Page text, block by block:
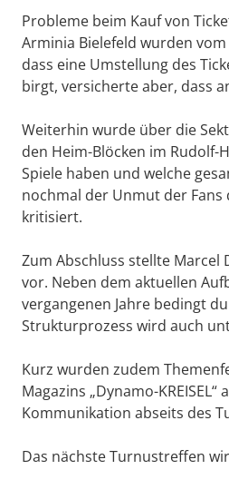
Probleme beim Kauf von
Arminia Bielefeld wurden
dass eine Umstellung des
birgt, versicherte aber, dass
Weiterhin wurde über die
den Heim-Blöcken im Rudolf-
Spiele haben und welche
nochmal der Unmut der
kritisiert.
Zum Abschluss stellte Marcel
vor. Neben dem aktuellen
vergangenen Jahre bedingt
Strukturprozess wird auch
Kurz wurden zudem
Magazins „Dynamo-
Kommunikation abseits des
Das nächste Turnustreffen